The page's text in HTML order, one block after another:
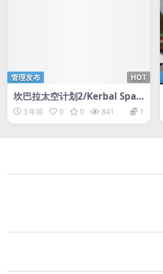
HOT
管理发布
坎巴拉太空计划2/Kerbal Spac
e Program 2
3 年前 0 0 841 1